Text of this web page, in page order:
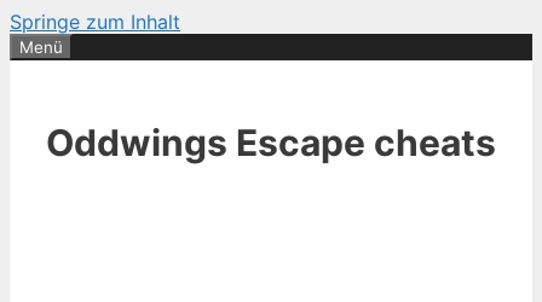
Springe zum Inhalt
Menü
Oddwings Escape cheats